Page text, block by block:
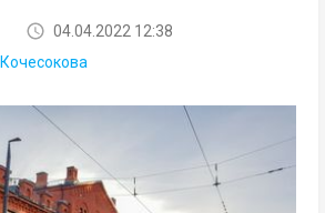
04.04.2022 12:38